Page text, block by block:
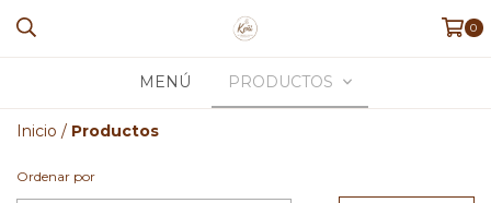
0
MENÚ PRODUCTOS
Inicio / Productos
Ordenar por